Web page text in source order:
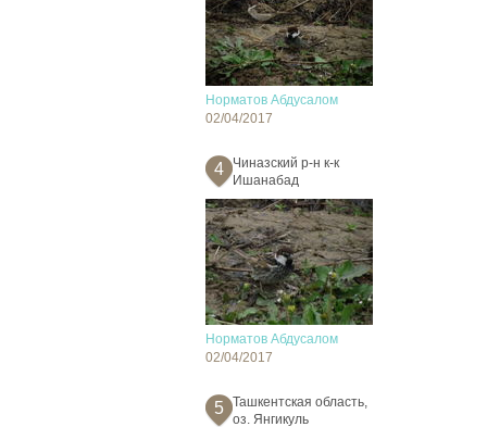
Норматов Абдусалом
02/04/2017
4
Чиназский р-н к-к
Ишанабад
Норматов Абдусалом
02/04/2017
5
Ташкентская область,
оз. Янгикуль